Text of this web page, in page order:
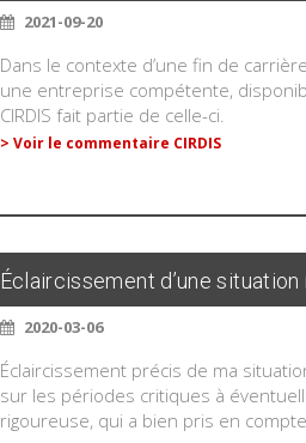
2021-09-20
Dans le contexte d’une fin de
une entreprise compétente,
CIRDIS fait partie de celle-ci.
> Voir le commentaire CIRDIS
Éclaircissement d’une
2020-03-06
Éclaircissement précis de ma
sur les périodes critiques à
rigoureuse, qui a bien pris en